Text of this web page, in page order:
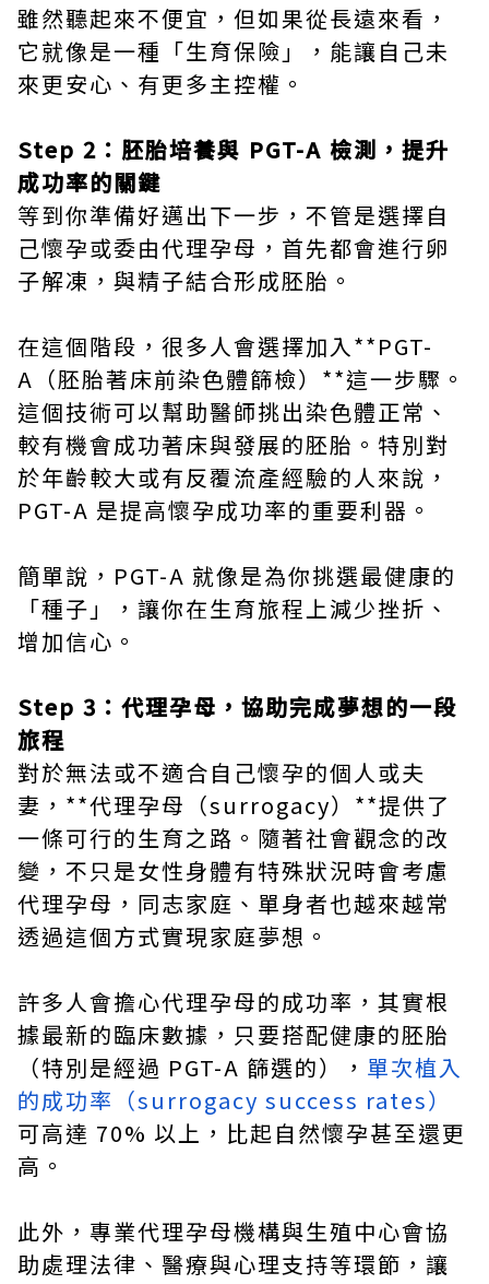
雖然聽起來不便宜，但如果從長遠來看，
它就像是一種「生育保險」，能讓自己未
來更安心、有更多主控權。
Step 2：胚胎培養與 PGT-A 檢測，提升
成功率的關鍵
等到你準備好邁出下一步，不管是選擇自
己懷孕或委由代理孕母，首先都會進行卵
子解凍，與精子結合形成胚胎。
在這個階段，很多人會選擇加入**PGT-
A（胚胎著床前染色體篩檢）**這一步驟。
這個技術可以幫助醫師挑出染色體正常、
較有機會成功著床與發展的胚胎。特別對
於年齡較大或有反覆流產經驗的人來說，
PGT-A 是提高懷孕成功率的重要利器。
簡單說，PGT-A 就像是為你挑選最健康的
「種子」，讓你在生育旅程上減少挫折、
增加信心。
Step 3：代理孕母，協助完成夢想的一段
旅程
對於無法或不適合自己懷孕的個人或夫
妻，**代理孕母（surrogacy）**提供了
一條可行的生育之路。隨著社會觀念的改
變，不只是女性身體有特殊狀況時會考慮
代理孕母，同志家庭、單身者也越來越常
透過這個方式實現家庭夢想。
許多人會擔心代理孕母的成功率，其實根
據最新的臨床數據，只要搭配健康的胚胎
（特別是經過 PGT-A 篩選的）， 單次植入
的成功率（surrogacy success rates）
可高達 70% 以上，比起自然懷孕甚至還更
高。
此外，專業代理孕母機構與生殖中心會協
助處理法律、醫療與心理支持等環節，讓